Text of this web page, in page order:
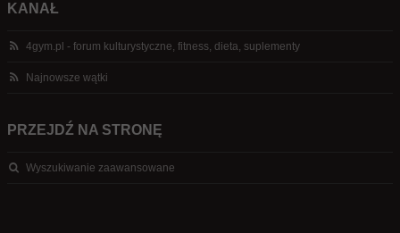
KANAŁ
4gym.pl - forum kulturystyczne, fitness, dieta, suplementy
Najnowsze wątki
PRZEJDŹ NA STRONĘ
Wyszukiwanie zaawansowane